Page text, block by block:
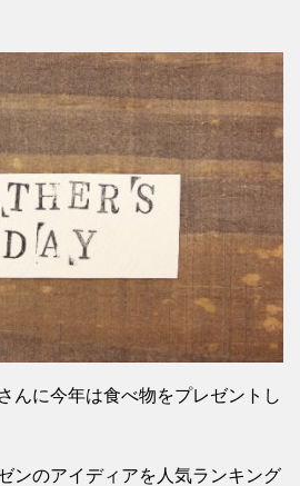
んに今年は食べ物をプレゼントし
ンのアイディアを人気ランキング